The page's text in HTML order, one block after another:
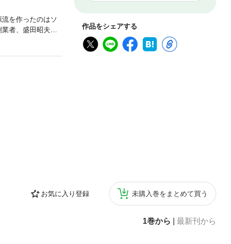
作品をシェアする
お気に入り登録 未購入巻をまとめて買う
1巻から 最新刊から
を作ったのはソ
者、盛田昭夫氏
の方法論をまと